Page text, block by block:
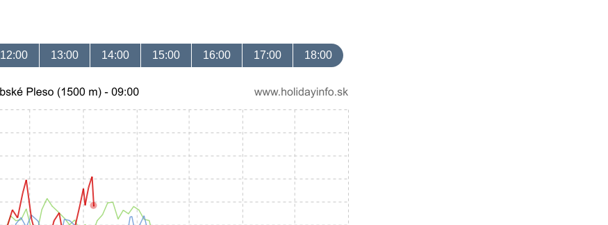
12:00 13:00 14:00 15:00 16:00 17:00 18:00